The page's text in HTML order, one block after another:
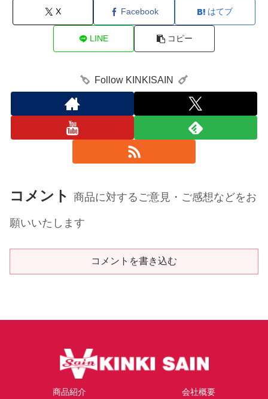
X Facebook はてブ
LINE コピー
Follow KINKISAIN
コメント 商品に対するご意見・ご感想などをお
願いいたします
コメントを書き込む
商品紹介
会社概要